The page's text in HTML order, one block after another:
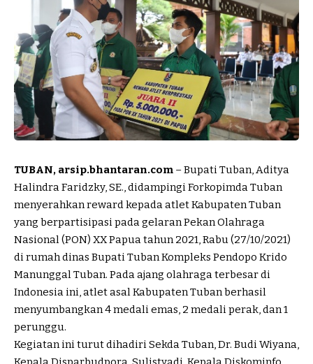
TUBAN, arsip.bhantaran.com – Bupati Tuban, Aditya
Halindra Faridzky, SE., didampingi Forkopimda Tuban
menyerahkan reward kepada atlet Kabupaten Tuban
yang berpartisipasi pada gelaran Pekan Olahraga
Nasional (PON) XX Papua tahun 2021, Rabu (27/10/2021)
di rumah dinas Bupati Tuban Kompleks Pendopo Krido
Manunggal Tuban. Pada ajang olahraga terbesar di
Indonesia ini, atlet asal Kabupaten Tuban berhasil
menyumbangkan 4 medali emas, 2 medali perak, dan 1
perunggu.
Kegiatan ini turut dihadiri Sekda Tuban, Dr. Budi Wiyana,